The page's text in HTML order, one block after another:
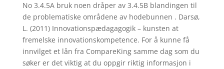
No 3.4.5A bruk noen dråper av 3.4.5B blandingen til
de problematiske områdene av hodebunnen . Darsø,
L. (2011) Innovationspædagagogik – kunsten at
fremelske innovationskompetence. For å kunne få
innvilget et lån fra CompareKing samme dag som du
søker er det viktig at du oppgir riktig informasjon i